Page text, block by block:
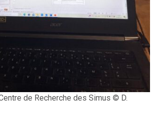
de Recherche des Simus © D.